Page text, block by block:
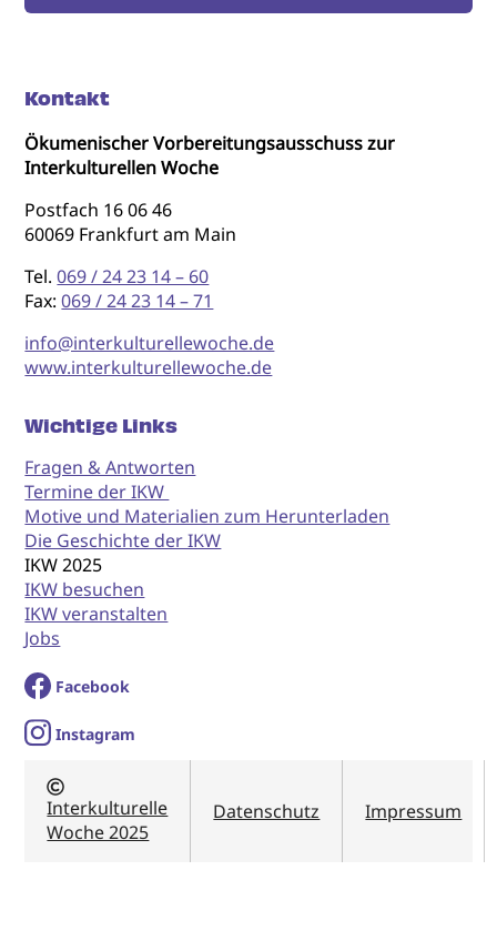
Kontakt
Ökumenischer Vorbereitungsausschuss zur
Interkulturellen Woche
Postfach 16 06 46
60069 Frankfurt am Main
Tel.069 / 24 23 14 – 60
Fax:069 / 24 23 14 – 71
info@interkulturellewoche.de
www.interkulturellewoche.de
Wichtige Links
Fragen & Antworten
Termine der IKW
Motive und Materialien zum Herunterladen
Die Geschichte der IKW
IKW 2025
IKW besuchen
IKW veranstalten
Jobs
Facebook
Instagram
Interkulturelle
Woche 2025
Datenschutz Impressum